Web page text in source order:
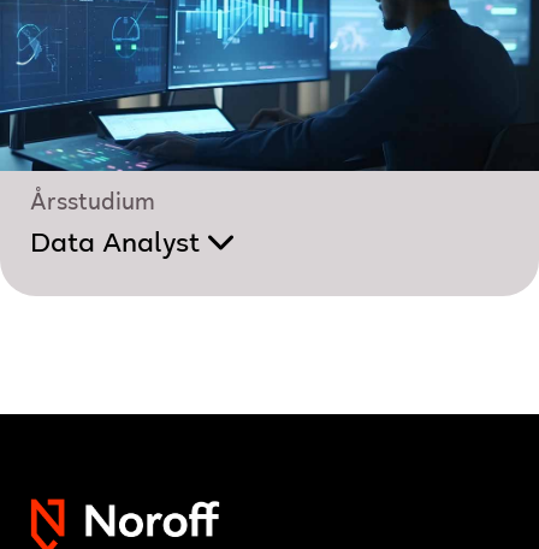
Årsstudium
Data Analyst